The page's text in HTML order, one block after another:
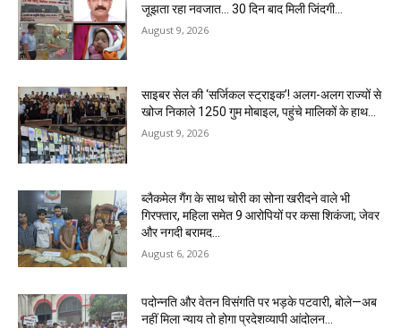
जूझता रहा नवजात… 30 दिन बाद मिली जिंदगी…
August 9, 2026
साइबर सेल की ‘सर्जिकल स्ट्राइक’! अलग-अलग राज्यों से
खोज निकाले 1250 गुम मोबाइल, पहुंचे मालिकों के हाथ…
August 9, 2026
ब्लैकमेल गैंग के साथ चोरी का सोना खरीदने वाले भी
गिरफ्तार, महिला समेत 9 आरोपियों पर कसा शिकंजा; जेवर
और नगदी बरामद…
August 6, 2026
पदोन्नति और वेतन विसंगति पर भड़के पटवारी, बोले—अब
नहीं मिला न्याय तो होगा प्रदेशव्यापी आंदोलन…